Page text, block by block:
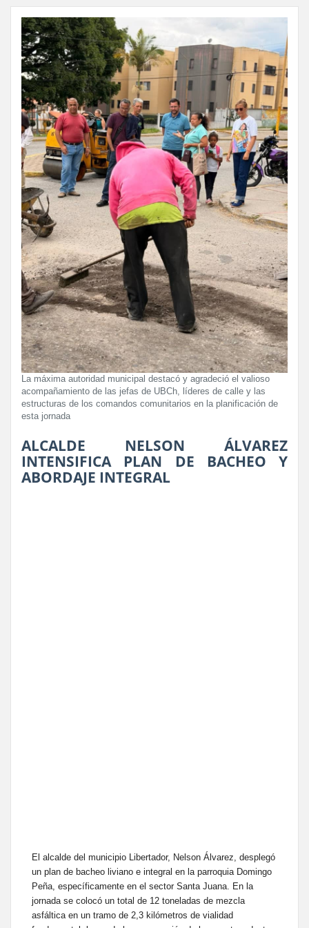
La máxima autoridad municipal destacó y agradeció el valioso
acompañamiento de las jefas de UBCh, líderes de calle y las
estructuras de los comandos comunitarios en la planificación de
esta jornada
ALCALDE NELSON ÁLVAREZ
INTENSIFICA PLAN DE BACHEO Y
ABORDAJE INTEGRAL
El alcalde del municipio Libertador, Nelson Álvarez, desplegó
un plan de bacheo liviano e integral en la parroquia Domingo
Peña, específicamente en el sector Santa Juana. En la
jornada se colocó un total de 12 toneladas de mezcla
asfáltica en un tramo de 2,3 kilómetros de vialidad